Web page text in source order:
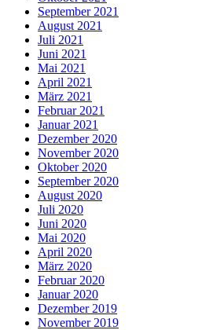
September 2021
August 2021
Juli 2021
Juni 2021
Mai 2021
April 2021
März 2021
Februar 2021
Januar 2021
Dezember 2020
November 2020
Oktober 2020
September 2020
August 2020
Juli 2020
Juni 2020
Mai 2020
April 2020
März 2020
Februar 2020
Januar 2020
Dezember 2019
November 2019